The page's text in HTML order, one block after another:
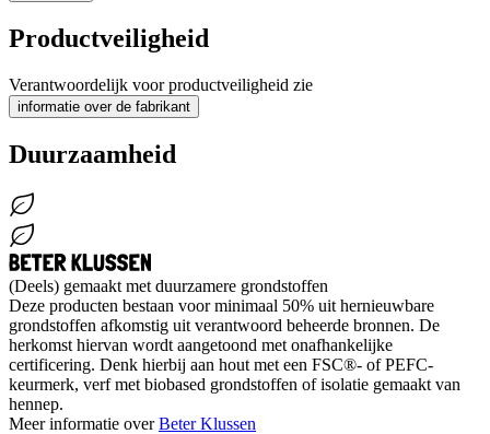
Productveiligheid
Verantwoordelijk voor productveiligheid zie
informatie over de fabrikant
Duurzaamheid
(Deels) gemaakt met duurzamere grondstoffen
Deze producten bestaan voor minimaal 50% uit hernieuwbare
grondstoffen afkomstig uit verantwoord beheerde bronnen. De
herkomst hiervan wordt aangetoond met onafhankelijke
certificering. Denk hierbij aan hout met een FSC®- of PEFC-
keurmerk, verf met biobased grondstoffen of isolatie gemaakt van
hennep.
Meer informatie overBeter Klussen